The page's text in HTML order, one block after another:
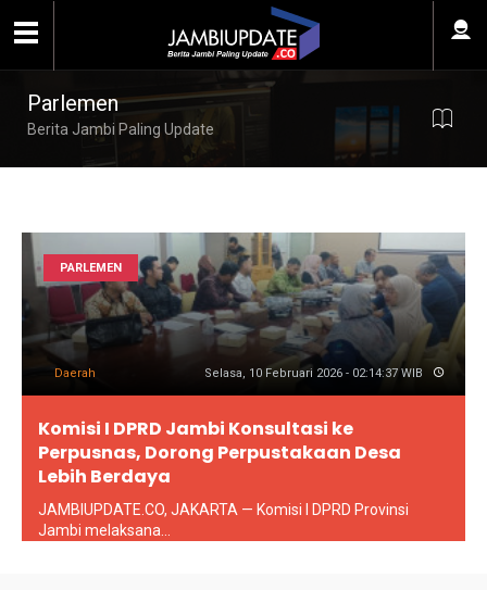
Parlemen
Berita Jambi Paling Update
PARLEMEN
Daerah Selasa, 10 Februari 2026 - 02:14:37 WIB
Komisi I DPRD Jambi Konsultasi ke
Perpusnas, Dorong Perpustakaan Desa
Lebih Berdaya
JAMBIUPDATE.CO, JAKARTA — Komisi I DPRD Provinsi
Jambi melaksana...